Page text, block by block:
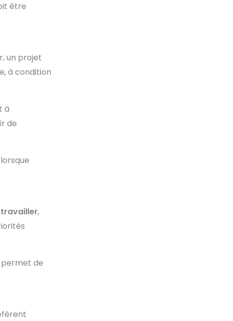
être
un projet
à condition
à
de
travailler,
permet de